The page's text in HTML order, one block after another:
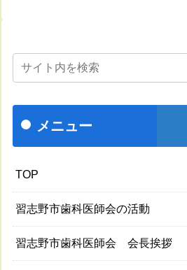
メニュー
TOP
習志野市歯科医師会の活動
習志野市歯科医師会 会長挨拶